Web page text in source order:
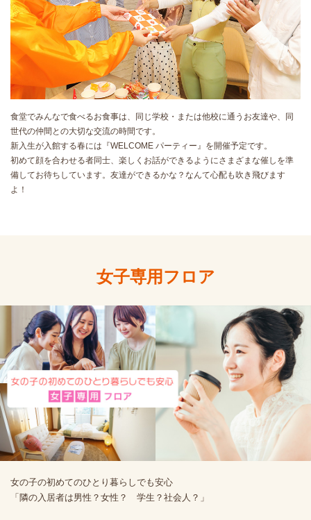
食堂でみんなで食べるお食事は、同じ学校・または他校に通うお友達や、同
世代の仲間との大切な交流の時間です。
新入生が入館する春には『WELCOME パーティー』を開催予定です。
初めて顔を合わせる者同士、楽しくお話ができるようにさまざまな催しを準
備してお待ちしています。友達ができるかな？なんて心配も吹き飛びます
よ！
女子専用フロア
女の子の初めてのひとり暮らしでも安心
「隣の入居者は男性？女性？ 学生？社会人？」